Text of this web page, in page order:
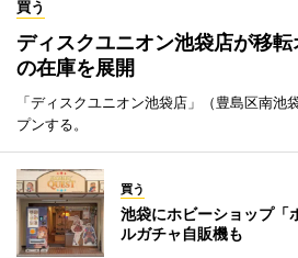
買う
ディスクユニオン池袋店が移
の在庫を展開
「ディスクユニオン池袋店」（豊島区南
プンする。
買う
池袋にホビーショップ
ルガチャ自販機も